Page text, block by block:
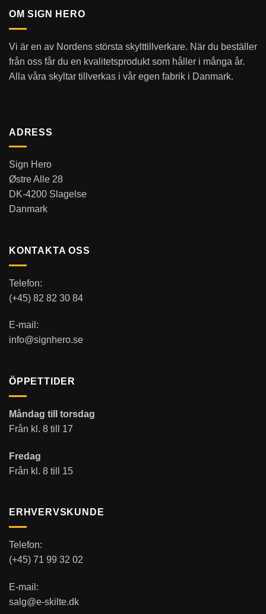
OM SIGN HERO
Vi är en av Nordens största skylttillverkare. När du beställer
från oss får du en kvalitetsprodukt som håller i många år.
Alla våra skyltar tillverkas i vår egen fabrik i Danmark.
ADRESS
Sign Hero
Østre Alle 28
DK-4200 Slagelse
Danmark
KONTAKTA OSS
Telefon:
(+45) 82 82 30 84
E-mail:
info@signhero.se
ÖPPETTIDER
Måndag till torsdag
Från kl. 8 till 17
Fredag
Från kl. 8 till 15
ERHVERVSKUNDE
Telefon:
(+45) 71 99 32 02
E-mail:
salg@e-skilte.dk